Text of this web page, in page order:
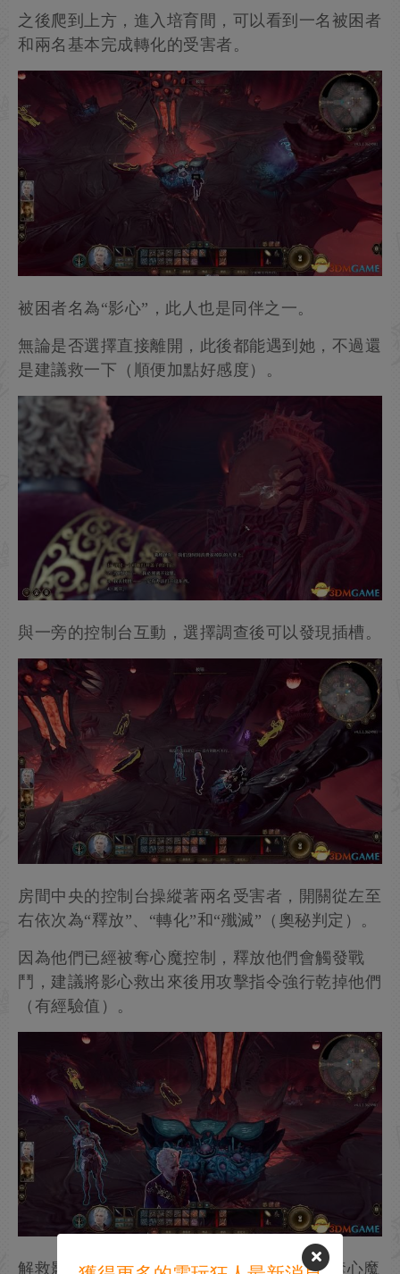
繼續往前，會碰上吉斯洋基女戰士“萊埃澤爾”，通
過奪心魔蝌蚪的感應能力可以讓其加入隊伍。
繼續往前是第一場戰鬥，幾隻小惡魔罷了，拉扯一
下距離就能逐個擊破。
之後爬到上方，進入培育間，可以看到一名被困者
和兩名基本完成轉化的受害者。
被困者名為“影心”，此人也是同伴之一。
無論是否選擇直接離開，此後都能遇到她，不過還
是建議救一下（順便加點好感度）。
與一旁的控制台互動，選擇調查後可以發現插槽。
房間中央的控制台操縱著兩名受害者，開關從左至
右依次為“釋放”、“轉化”和“殲滅”（奧秘判定）。
因為他們已經被奪心魔控制，釋放他們會觸發戰
鬥，建議將影心救出來後用攻擊指令強行乾掉他們
（有經驗值）。